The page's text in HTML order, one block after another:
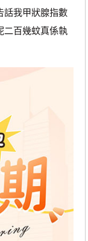
話我甲狀腺指數
二百幾蚊真係執